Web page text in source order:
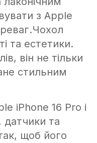
з Apple
та естетики.
він не тільки
стильним
iPhone 16 Pro і
датчики та
щоб його